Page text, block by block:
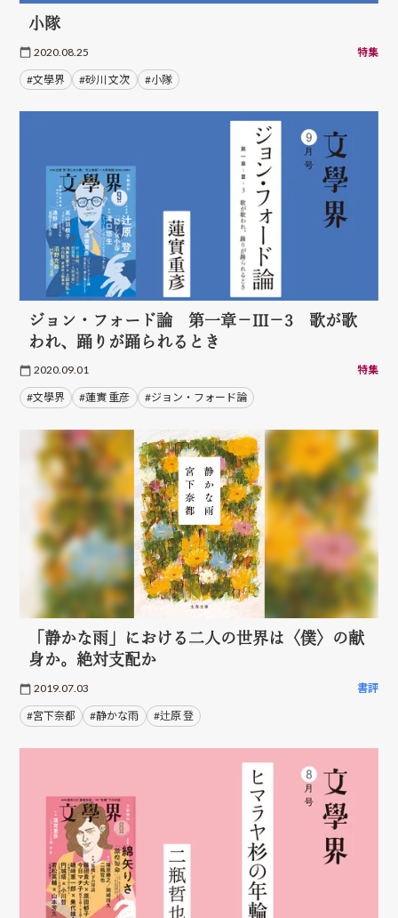
小隊
2020.08.25 特集
#文學界 #砂川 文次 #小隊
ジョン・フォード論 第一章－III－3 歌が歌
われ、踊りが踊られるとき
2020.09.01 特集
#文學界 #蓮實 重彦 #ジョン・フォード論
「静かな雨」における二人の世界は〈僕〉の献
身か。絶対支配か
2019.07.03 書評
#宮下奈都 #静かな雨 #辻原 登